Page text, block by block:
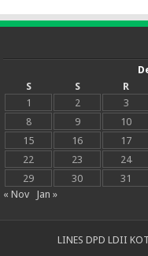
S
S R
1
2 3
8
9 10
15
16 17
22
23 24
29
30
31
« Nov
Jan »
LINES DPD LDII